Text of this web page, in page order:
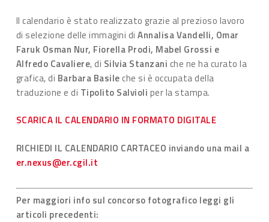
Il calendario è stato realizzato grazie al prezioso lavoro
di selezione delle immagini diAnnalisa Vandelli, Omar
Faruk Osman Nur, Fiorella Prodi, Mabel Grossi e
Alfredo Cavaliere, di Silvia Stanzani che ne ha curato la
grafica, di Barbara Basile che si è occupata della
traduzione e di Tipolito Salvioli per la stampa.
SCARICA IL CALENDARIO IN FORMATO DIGITALE
RICHIEDI IL CALENDARIO CARTACEO inviando una mail a
er.nexus@er.cgil.it
Per maggiori info sul concorso fotografico leggi gli
articoli precedenti: